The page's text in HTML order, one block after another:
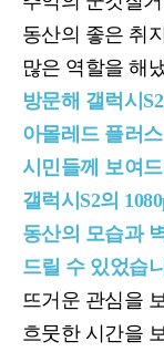
동산의 좋은 취
많은 역할을 해
방문해 갤럭시 S2
아몰레드 플러
시민들께 보여
갤럭시 S2의
동산의 모습과
드릴 수 있었습
뜨거운 관심을
흐뭇한 시간을